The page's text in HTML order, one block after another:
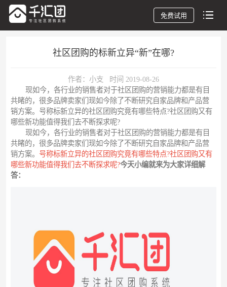
免费试用
社区团购的标新立异“新”在哪?
作者：小支 时间 2019-08-26
现如今，各行业的销售者对于社区团购的营销能力都是有目
共睹的，很多品牌卖家们现如今除了不断研究自家品牌和产品营
销方案。号称标新立异的社区团购究竟有哪些特点?社区团购又有
哪些新功能值得我们去不断探求呢?
现如今，各行业的销售者对于社区团购的营销能力都是有目
共睹的，很多品牌卖家们现如今除了不断研究自家品牌和产品营
销方案。 号称标新立异的社区团购究竟有哪些特点?社区团购又有
哪些新功能值得我们去不断探求呢?今天小编就来为大家详细解
答：